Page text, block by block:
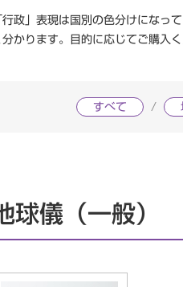
行政」表現は国別の色分けになっ
分かります。目的に応じてご購入く
すべて
球儀（一般）